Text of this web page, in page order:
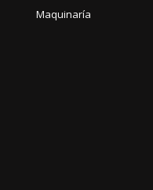
Maquinaría